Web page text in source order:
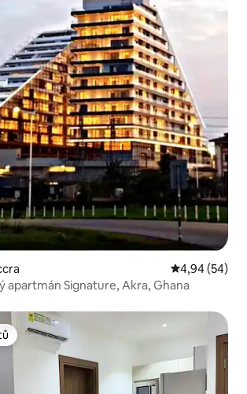
Průměrné
4,94 (54)
apartmán Signature, Akra, Ghana